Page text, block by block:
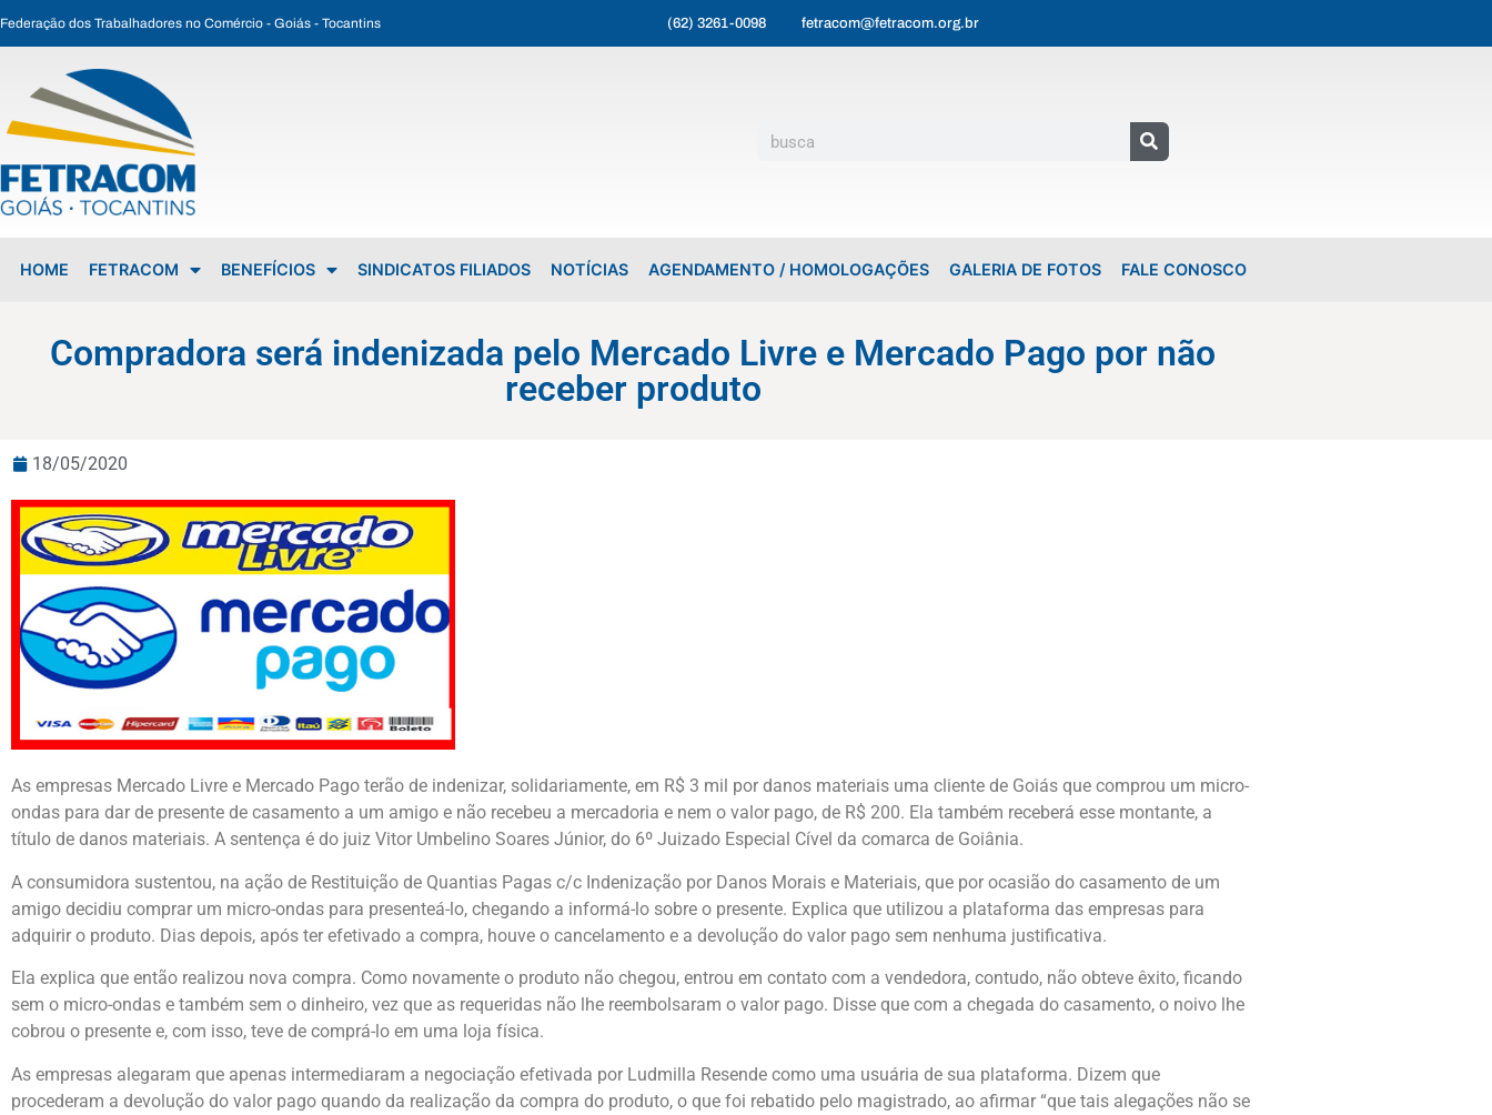
Federação dos Trabalhadores no Comércio - Goiás - Tocantins (62) 3261-0098 fetracom@fetracom.org.br
HOME FETRACOM BENEFÍCIOS SINDICATOS FILIADOS NOTÍCIAS AGENDAMENTO / HOMOLOGAÇÕES GALERIA DE FOTOS FALE CONOSCO
Compradora será indenizada pelo Mercado Livre e Mercado Pago por não
receber produto
18/05/2020
As empresas Mercado Livre e Mercado Pago terão de indenizar, solidariamente, em R$ 3 mil por danos materiais uma cliente de Goiás que comprou um micro-
ondas para dar de presente de casamento a um amigo e não recebeu a mercadoria e nem o valor pago, de R$ 200. Ela também receberá esse montante, a
título de danos materiais. A sentença é do juiz Vitor Umbelino Soares Júnior, do 6º Juizado Especial Cível da comarca de Goiânia.
A consumidora sustentou, na ação de Restituição de Quantias Pagas c/c Indenização por Danos Morais e Materiais, que por ocasião do casamento de um
amigo decidiu comprar um micro-ondas para presenteá-lo, chegando a informá-lo sobre o presente. Explica que utilizou a plataforma das empresas para
adquirir o produto. Dias depois, após ter efetivado a compra, houve o cancelamento e a devolução do valor pago sem nenhuma justificativa.
Ela explica que então realizou nova compra. Como novamente o produto não chegou, entrou em contato com a vendedora, contudo, não obteve êxito, ficando
sem o micro-ondas e também sem o dinheiro, vez que as requeridas não lhe reembolsaram o valor pago. Disse que com a chegada do casamento, o noivo lhe
cobrou o presente e, com isso, teve de comprá-lo em uma loja física.
As empresas alegaram que apenas intermediaram a negociação efetivada por Ludmilla Resende como uma usuária de sua plataforma. Dizem que
procederam a devolução do valor pago quando da realização da compra do produto, o que foi rebatido pelo magistrado, ao afirmar “que tais alegações não se